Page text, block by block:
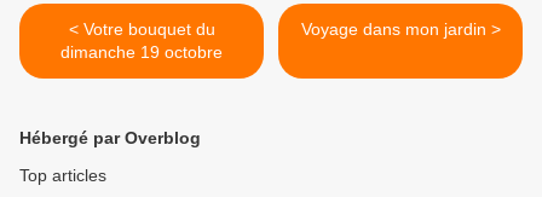
< Votre bouquet du
dimanche 19 octobre
Voyage dans mon jardin >
Hébergé par Overblog
Top articles